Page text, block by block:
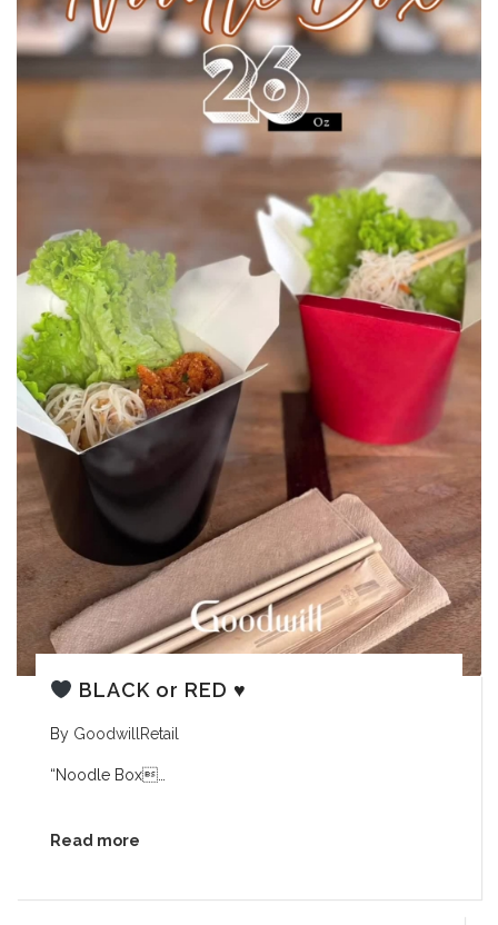
BLACK or RED ♥️
By GoodwillRetail
“Noodle Box…
Read more